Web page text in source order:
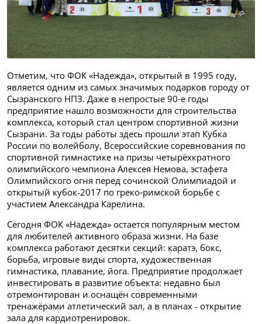
Отметим, что ФОК «Надежда», открытый в 1995 году,
является одним из самых значимых подарков городу от
Сызранского НПЗ. Даже в непростые 90‑е годы
предприятие нашло возможности для строительства
комплекса, который стал центром спортивной жизни
Сызрани. За годы работы здесь прошли этап Кубка
России по волейболу, Всероссийские соревнования по
спортивной гимнастике на призы четырёхкратного
олимпийского чемпиона Алексея Немова, эстафета
Олимпийского огня перед сочинской Олимпиадой и
открытый кубок-2017 по греко‑римской борьбе с
участием Александра Карелина.
Сегодня ФОК «Надежда» остается популярным местом
для любителей активного образа жизни. На базе
комплекса работают десятки секций: каратэ, бокс,
борьба, игровые виды спорта, художественная
гимнастика, плавание, йога. Предприятие продолжает
инвестировать в развитие объекта: недавно был
отремонтирован и оснащён современными
тренажёрами атлетический зал, а в планах - открытие
зала для кардиотренировок.